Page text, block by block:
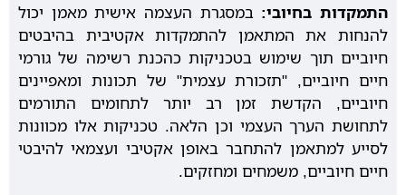
התמקדות בחיובי: במסגרת העצמה אישית מאמן יכול
להנחות את המתאמן להתמקדות אקטיבית בהיבטים
חיוביים תוך שימוש בטכניקות כהכנת רשימה של גורמי
חיים חיוביים, "תזכורת עצמית" של תכונות ומאפיינים
חיוביים, הקדשת זמן רב יותר לתחומים התורמים
לתחושת הערך העצמי וכן הלאה. טכניקות אלו מכוונות
לסייע למתאמן להתחבר באופן אקטיבי ועצמאי להיבטי
חיים חיוביים, משמחים ומחזקים.